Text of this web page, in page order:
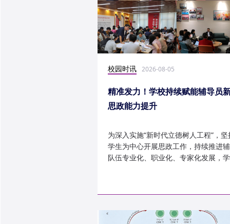
校园时讯 2026-08-05
精准发力！学校持续赋能辅导员
思政能力提升
为深入实施“新时代立德树人工程”，
学生为中心开展思政工作，持续推进
队伍专业化、职业化、专家化发展，